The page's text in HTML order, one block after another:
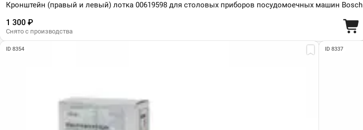
Кронштейн (правый и левый) лотка 00619598 для столовых приборов посудомоечных машин Bosch
1 300 ₽
Снято с производства
ID 8354 ID 8337